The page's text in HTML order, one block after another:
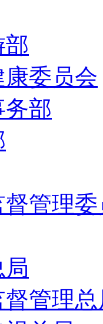
委员会
部
督管理
督管理